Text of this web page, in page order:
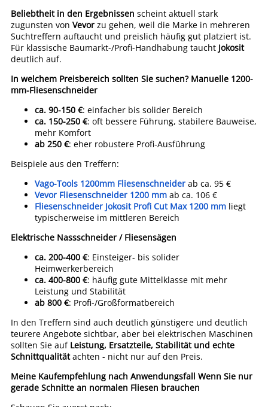
Beliebtheit in den Ergebnissen scheint aktuell stark
zugunsten von Vevor zu gehen, weil die Marke in mehreren
Suchtreffern auftaucht und preislich häufig gut platziert ist.
Für klassische Baumarkt-/Profi-Handhabung taucht Jokosit
deutlich auf.
In welchem Preisbereich sollten Sie suchen? Manuelle 1200-
mm-Fliesenschneider
ca. 90-150 €: einfacher bis solider Bereich
ca. 150-250 €: oft bessere Führung, stabilere Bauweise,
mehr Komfort
ab 250 €: eher robustere Profi-Ausführung
Beispiele aus den Treffern:
Vago-Tools 1200mm Fliesenschneider ab ca. 95 €
Vevor Fliesenschneider 1200 mm ab ca. 106 €
Fliesenschneider Jokosit Profi Cut Max 1200 mm liegt
typischerweise im mittleren Bereich
Elektrische Nassschneider / Fliesensägen
ca. 200-400 €: Einsteiger- bis solider
Heimwerkerbereich
ca. 400-800 €: häufig gute Mittelklasse mit mehr
Leistung und Stabilität
ab 800 €: Profi-/Großformatbereich
In den Treffern sind auch deutlich günstigere und deutlich
teurere Angebote sichtbar, aber bei elektrischen Maschinen
sollten Sie auf Leistung, Ersatzteile, Stabilität und echte
Schnittqualitätachten - nicht nur auf den Preis.
Meine Kaufempfehlung nach Anwendungsfall Wenn Sie nur
gerade Schnitte an normalen Fliesen brauchen